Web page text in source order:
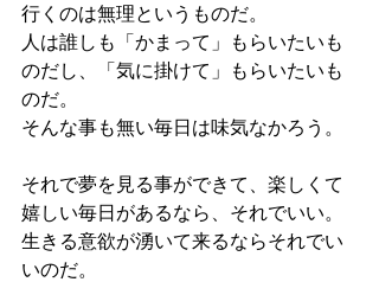
行くのは無理というものだ。
人は誰しも「かまって」もらいたいも
のだし、「気に掛けて」もらいたいも
のだ。
そんな事も無い毎日は味気なかろう。
それで夢を見る事ができて、楽しくて
嬉しい毎日があるなら、それでいい。
生きる意欲が湧いて来るならそれでい
いのだ。